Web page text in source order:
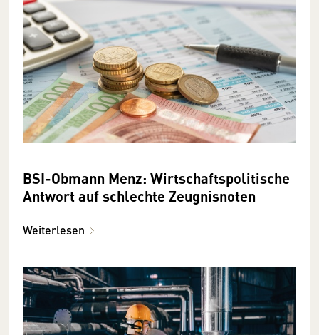
BSI-Obmann Menz: Wirtschaftspolitische
Antwort auf schlechte Zeugnisnoten
Weiterlesen